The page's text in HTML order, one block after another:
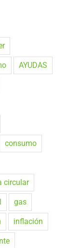
AYUDAS
consumo
circular
gas
inflación